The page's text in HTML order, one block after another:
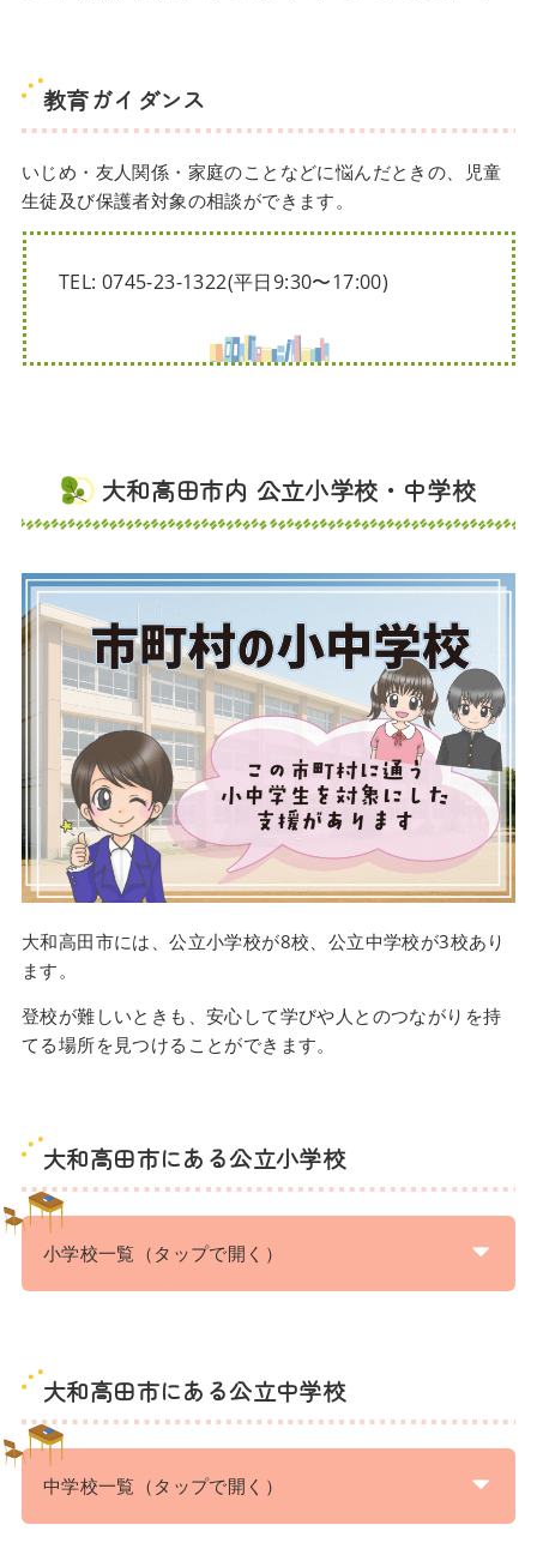
教育ガイダンス
いじめ・友人関係・家庭のことなどに悩んだときの、児童
生徒及び保護者対象の相談ができます。
TEL: 0745-23-1322(平日9:30〜17:00)
大和高田市内 公立小学校・中学校
大和高田市には、公立小学校が8校、公立中学校が3校あり
ます。
登校が難しいときも、安心して学びや人とのつながりを持
てる場所を見つけることができます。
大和高田市にある公立小学校
小学校一覧（タップで開く）
大和高田市にある公立中学校
中学校一覧（タップで開く）